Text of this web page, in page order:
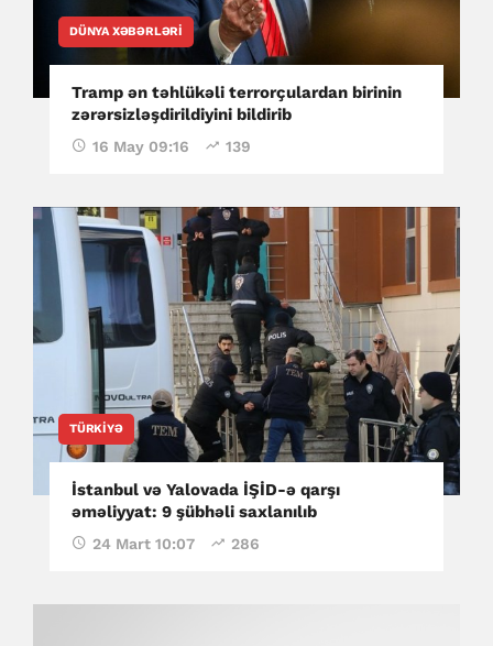
DÜNYA XƏBƏRLƏRI
Tramp ən təhlükəli terrorçulardan birinin
zərərsizləşdirildiyini bildirib
16 May 09:16 139
TÜRKIYƏ
İstanbul və Yalovada İŞİD-ə qarşı
əməliyyat: 9 şübhəli saxlanılıb
24 Mart 10:07 286